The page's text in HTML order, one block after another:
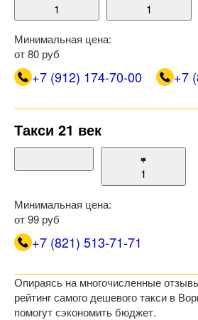
1 1
Минимальная цена:
от 80 руб
+7 (912) 174-70-00 +7
Такси 21 век
1
Минимальная цена:
от 99 руб
+7 (821) 513-71-71
Опираясь на многочисленные
рейтинг самого дешевого такси в
помогут сэкономить бюджет.